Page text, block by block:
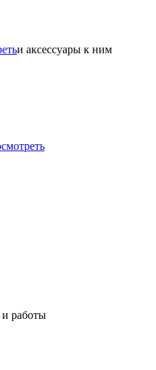
и аксессуары к ним
и работы